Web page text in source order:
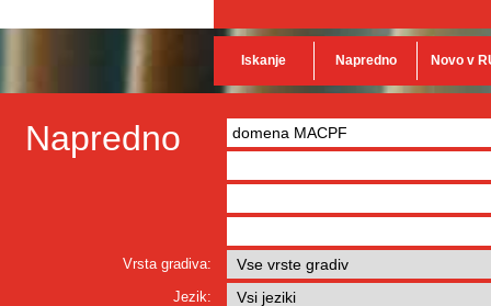
Iskanje Napredno Novo v
Napredno
Vrsta gradiva:
Jezik: